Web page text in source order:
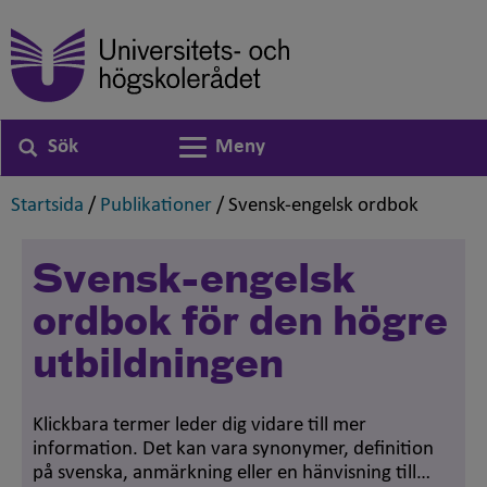
Sök
Växla navigering
Meny
Startsida ,
/ Publikationer ,
/ Svensk-engelsk ordbok
Svensk-engelsk
ordbok för den högre
utbildningen
Klickbara termer leder dig vidare till mer
information. Det kan vara synonymer, definition
på svenska, anmärkning eller en hänvisning till